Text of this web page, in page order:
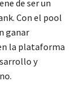
de ser un
Con el pool
ganar
la plataforma
y